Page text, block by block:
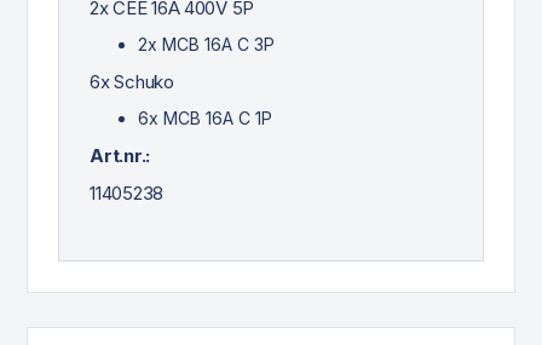
2x CEE 16A 400V 5P
2x MCB 16A C 3P
6x Schuko
6x MCB 16A C 1P
Art.nr.:
11405238